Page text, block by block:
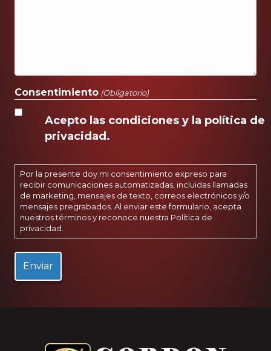
Consentimiento (Obligatorio)
Acepto las condiciones y la política de
privacidad.
Por la presente doy mi consentimiento expreso para
recibir comunicaciones automatizadas, incluidas llamadas
de marketing, mensajes de texto, correos electrónicos y/o
mensajes pregrabados. Al enviar este formulario, acepta
nuestros términos y reconoce nuestra Política de
privacidad